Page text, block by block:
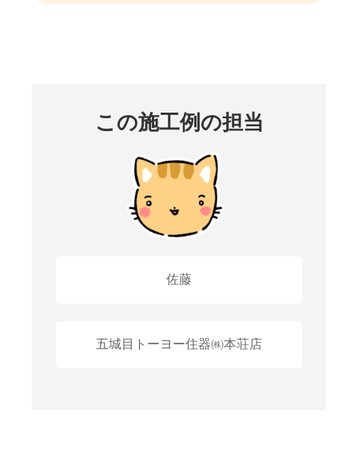
この施工例の担当
佐藤
五城目トーヨー住器㈱本荘店